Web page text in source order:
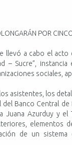
POR
llevó a cabo el
– Sucre”,
sociales,
asistentes, los
Banco Central
Juana Azurduy y
elementos
de un